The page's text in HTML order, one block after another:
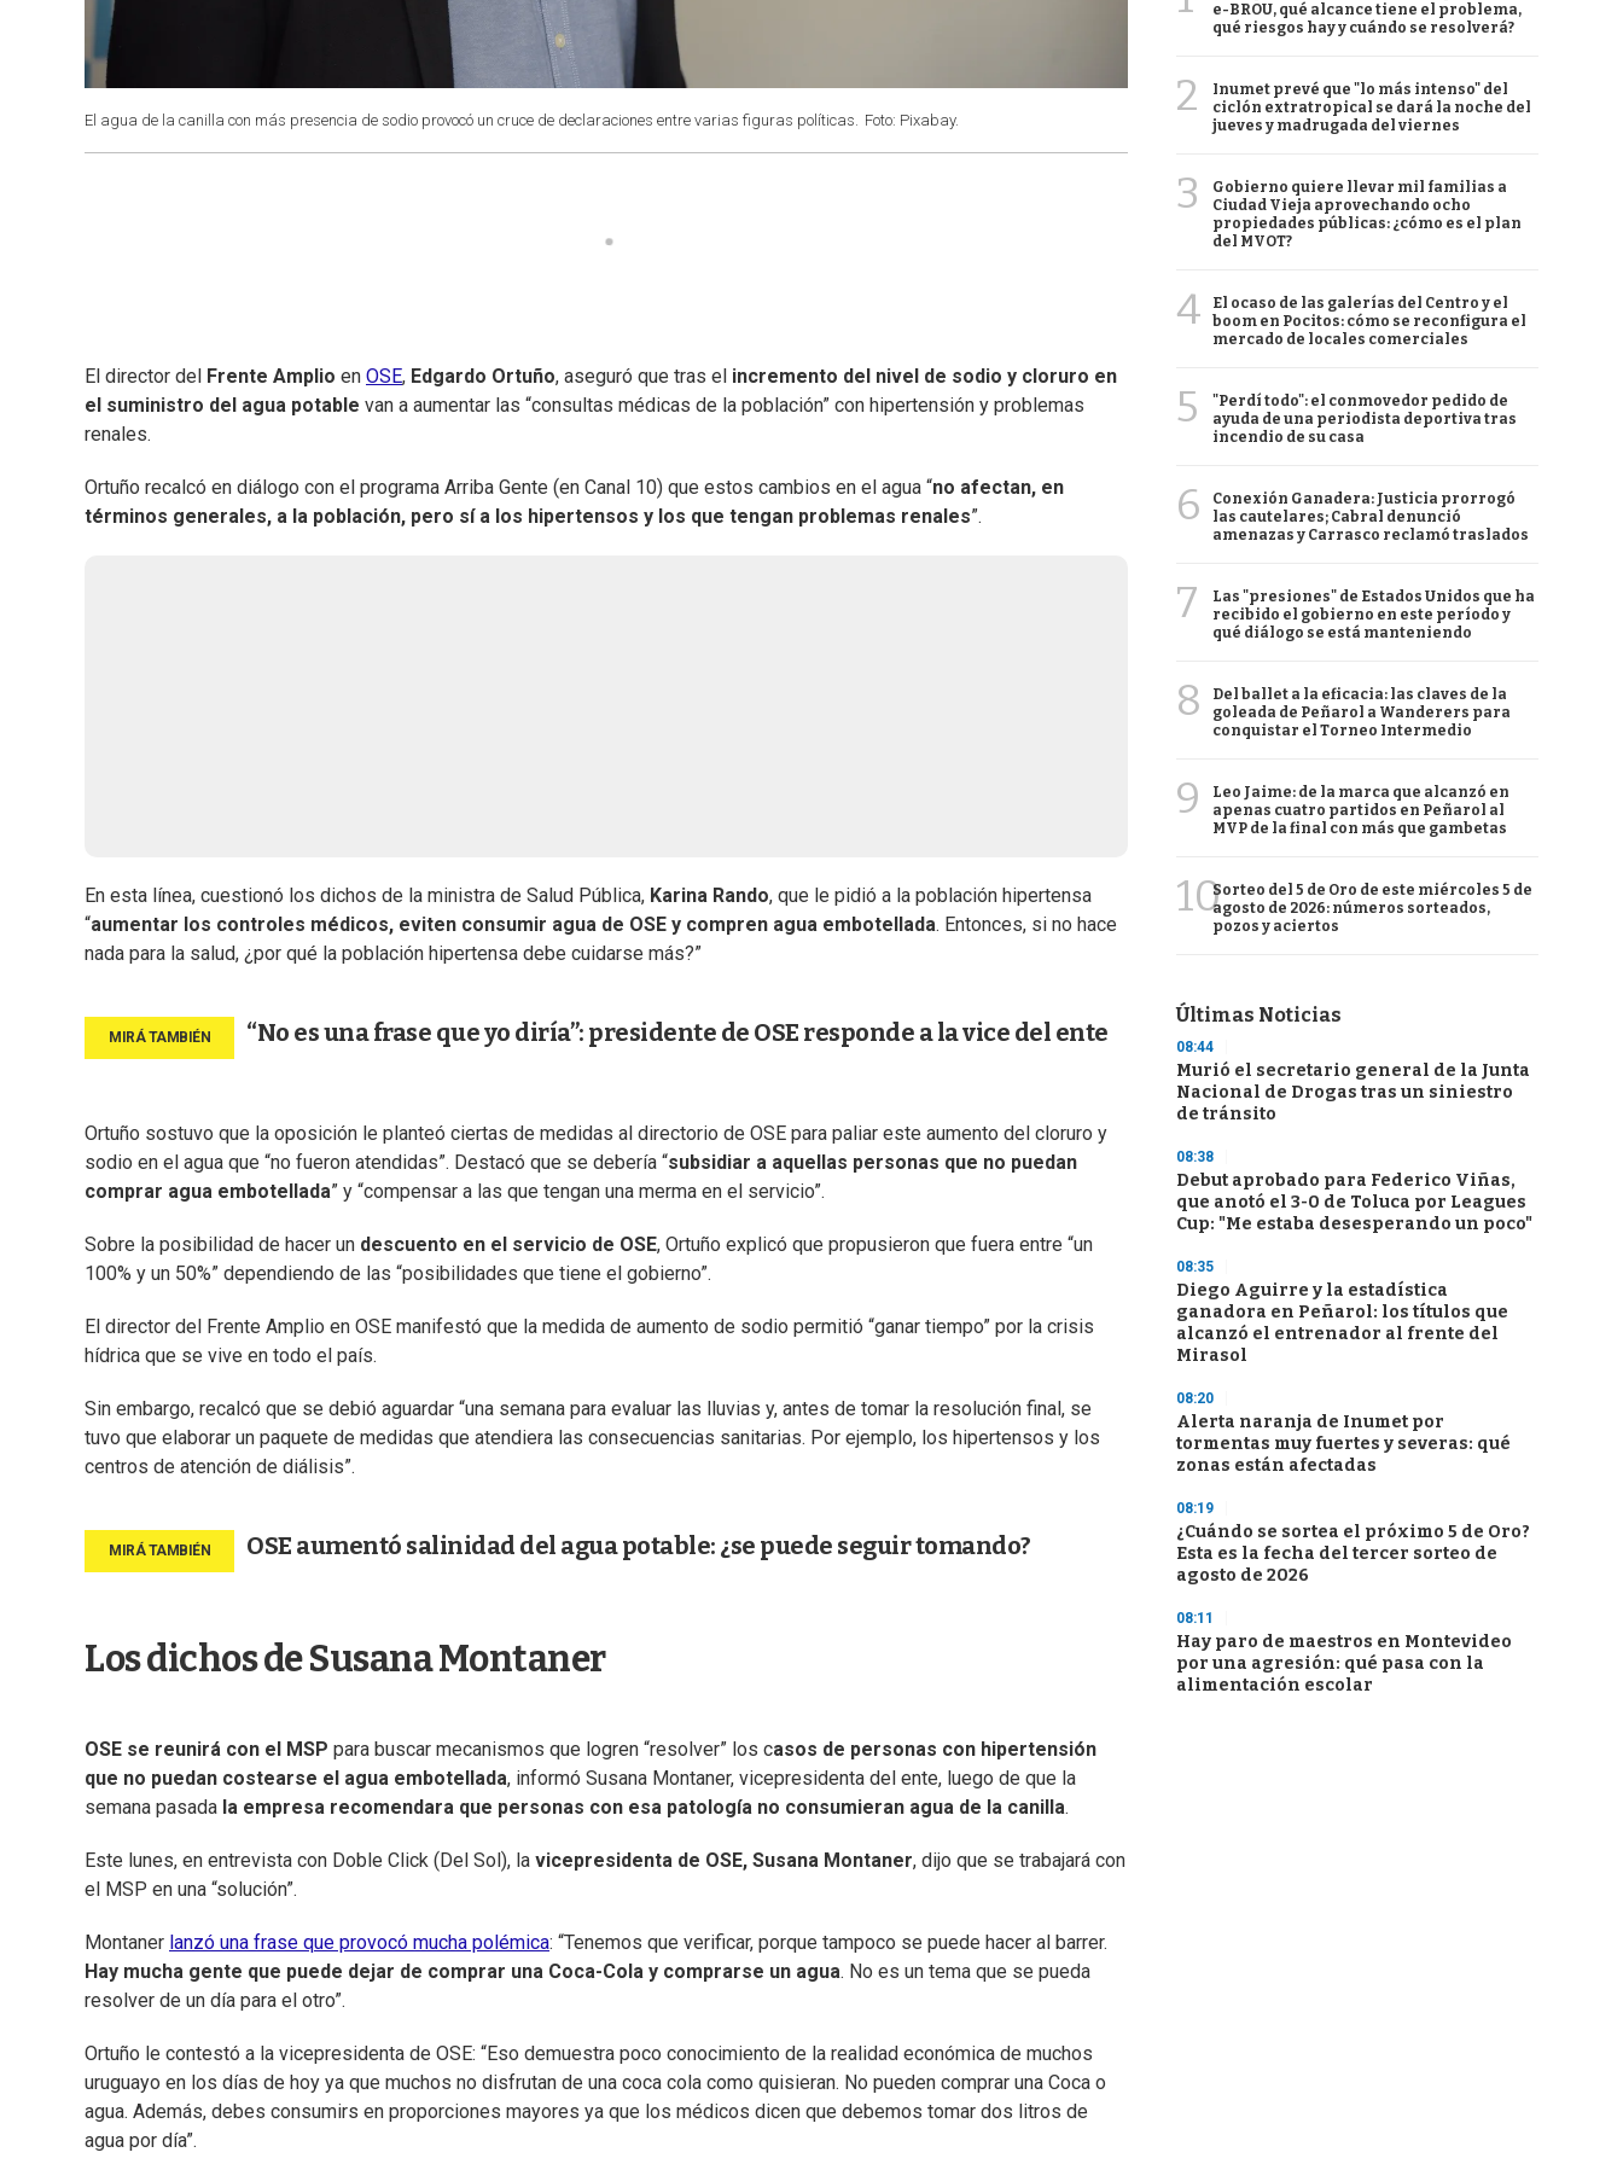
El agua de la canilla con más presencia de sodio provocó un cruce de declaraciones entre varias figuras políticas. Foto: Pixabay.
El director del Frente Amplio en OSE, Edgardo Ortuño, aseguró que tras el incremento del nivel de sodio y cloruro en
el suministro del agua potable van a aumentar las “consultas médicas de la población” con hipertensión y problemas
renales.
Ortuño recalcó en diálogo con el programa Arriba Gente (en Canal 10) que estos cambios en el agua “no afectan, en
términos generales, a la población, pero sí a los hipertensos y los que tengan problemas renales”.
En esta línea, cuestionó los dichos de la ministra de Salud Pública, Karina Rando, que le pidió a la población hipertensa
“aumentar los controles médicos, eviten consumir agua de OSE y compren agua embotellada. Entonces, si no hace
nada para la salud, ¿por qué la población hipertensa debe cuidarse más?”
“No es una frase que yo diría”: presidente de OSE responde a la vice del ente
Ortuño sostuvo que la oposición le planteó ciertas de medidas al directorio de OSE para paliar este aumento del cloruro y
sodio en el agua que “no fueron atendidas”. Destacó que se debería “subsidiar a aquellas personas que no puedan
comprar agua embotellada” y “compensar a las que tengan una merma en el servicio”.
Sobre la posibilidad de hacer un descuento en el servicio de OSE, Ortuño explicó que propusieron que fuera entre “un
100% y un 50%” dependiendo de las “posibilidades que tiene el gobierno”.
El director del Frente Amplio en OSE manifestó que la medida de aumento de sodio permitió “ganar tiempo” por la crisis
hídrica que se vive en todo el país.
Sin embargo, recalcó que se debió aguardar “una semana para evaluar las lluvias y, antes de tomar la resolución final, se
tuvo que elaborar un paquete de medidas que atendiera las consecuencias sanitarias. Por ejemplo, los hipertensos y los
centros de atención de diálisis”.
OSE aumentó salinidad del agua potable: ¿se puede seguir tomando?
Los dichos de Susana Montaner
OSE se reunirá con el MSP para buscar mecanismos que logren “resolver” los casos de personas con hipertensión
que no puedan costearse el agua embotellada, informó Susana Montaner, vicepresidenta del ente, luego de que la
semana pasada la empresa recomendara que personas con esa patología no consumieran agua de la canilla.
Este lunes, en entrevista con Doble Click (Del Sol), la vicepresidenta de OSE, Susana Montaner, dijo que se trabajará con
el MSP en una “solución”.
Montaner lanzó una frase que provocó mucha polémica: “Tenemos que verificar, porque tampoco se puede hacer al barrer.
Hay mucha gente que puede dejar de comprar una Coca-Cola y comprarse un agua. No es un tema que se pueda
resolver de un día para el otro”.
Ortuño le contestó a la vicepresidenta de OSE: “Eso demuestra poco conocimiento de la realidad económica de muchos
uruguayo en los días de hoy ya que muchos no disfrutan de una coca cola como quisieran. No pueden comprar una Coca o
agua. Además, debes consumirs en proporciones mayores ya que los médicos dicen que debemos tomar dos litros de
agua por día”.
e-BROU, qué alcance tiene el problema,
qué riesgos hay y cuándo se resolverá?
2
Inumet prevé que "lo más intenso" del
ciclón extratropical se dará la noche del
jueves y madrugada del viernes
3
Gobierno quiere llevar mil familias a
Ciudad Vieja aprovechando ocho
propiedades públicas: ¿cómo es el plan
del MVOT?
4
El ocaso de las galerías del Centro y el
boom en Pocitos: cómo se reconfigura el
mercado de locales comerciales
5
"Perdí todo": el conmovedor pedido de
ayuda de una periodista deportiva tras
incendio de su casa
6
Conexión Ganadera: Justicia prorrogó
las cautelares; Cabral denunció
amenazas y Carrasco reclamó traslados
7
Las "presiones" de Estados Unidos que ha
recibido el gobierno en este período y
qué diálogo se está manteniendo
8
Del ballet a la eficacia: las claves de la
goleada de Peñarol a Wanderers para
conquistar el Torneo Intermedio
9
Leo Jaime: de la marca que alcanzó en
apenas cuatro partidos en Peñarol al
MVP de la final con más que gambetas
10Sorteo del 5 de Oro de este miércoles 5 de
agosto de 2026: números sorteados,
pozos y aciertos
Últimas Noticias
08:44
Murió el secretario general de la Junta
Nacional de Drogas tras un siniestro
de tránsito
08:38
Debut aprobado para Federico Viñas,
que anotó el 3-0 de Toluca por Leagues
Cup: "Me estaba desesperando un poco"
08:35
Diego Aguirre y la estadística
ganadora en Peñarol: los títulos que
alcanzó el entrenador al frente del
Mirasol
08:20
Alerta naranja de Inumet por
tormentas muy fuertes y severas: qué
zonas están afectadas
08:19
¿Cuándo se sortea el próximo 5 de Oro?
Esta es la fecha del tercer sorteo de
agosto de 2026
08:11
Hay paro de maestros en Montevideo
por una agresión: qué pasa con la
alimentación escolar